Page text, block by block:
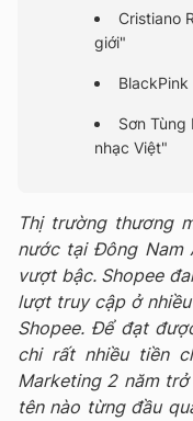
Cristiano
giới"
Sơn
nhạc Việt"
Thị trường thương
nước tại Đông Nam
vượt bậc. Shopee
lượt truy cập ở
Shopee. Để đạt
chi rất nhiều tiền
Marketing 2 năm
tên nào từng đầu